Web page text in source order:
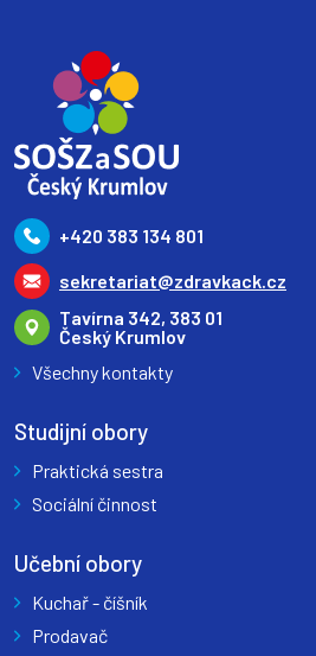
+420 383 134 801
sekretariat@zdravkack.cz
Tavírna 342, 383 01
Český Krumlov
Všechny kontakty
Studijní obory
Praktická sestra
Sociální činnost
Učební obory
Kuchař - číšník
Prodavač